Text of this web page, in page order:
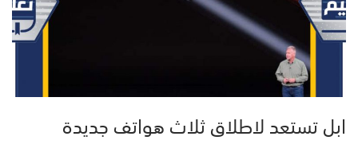
ابل تستعد لاطلاق ثلاث هواتف جديدة